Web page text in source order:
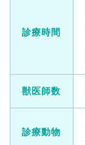
診療時間
獣医師数
診療動物